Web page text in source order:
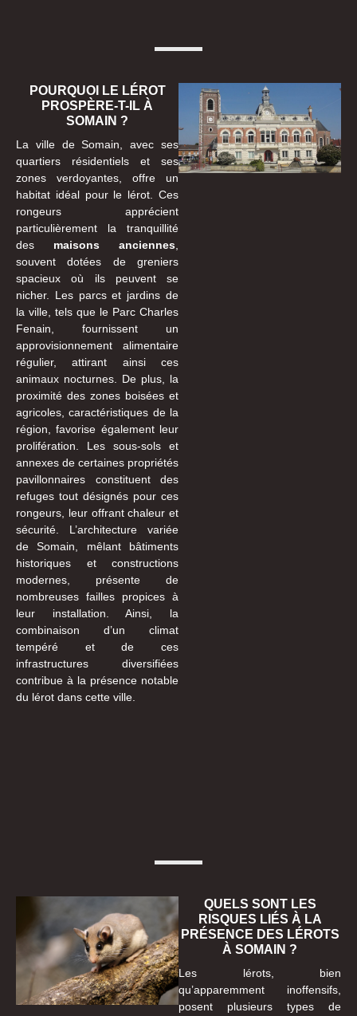
POURQUOI LE LÉROT
PROSPÈRE-T-IL À
SOMAIN ?
La ville de Somain, avec ses
quartiers résidentiels et ses
zones verdoyantes, offre un
habitat idéal pour le lérot. Ces
rongeurs apprécient
particulièrement la tranquillité
des maisons anciennes
souvent dotées de greniers
spacieux où ils peuvent se
nicher. Les parcs et jardins de
la ville, tels que le Parc Charles
Fenain, fournissent un
approvisionnement alimentaire
régulier, attirant ainsi ces
animaux nocturnes. De plus, la
proximité des zones boisées et
agricoles, caractéristiques de la
région, favorise également leur
prolifération. Les sous-sols et
annexes de certaines propriétés
pavillonnaires constituent des
refuges tout désignés pour ces
rongeurs, leur offrant chaleur et
sécurité. L’architecture variée
de Somain, mêlant bâtiments
historiques et constructions
modernes, présente de
nombreuses failles propices à
leur installation. Ainsi, la
combinaison d’un climat
tempéré et de ces
infrastructures diversifiées
contribue à la présence notable
du lérot dans cette ville.
QUELS SONT LES
RISQUES LIÉS À LA
PRÉSENCE DES LÉROTS
À SOMAIN ?
Les lérots, bien
qu’apparemment inoffensifs,
posent plusieurs types de